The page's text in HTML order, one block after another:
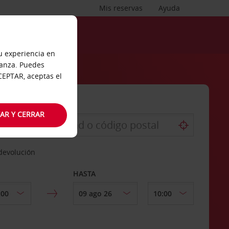
Ayuda
Mis reservas
HASTA
experiencia en
Puedes
aceptas el
Y CERRAR